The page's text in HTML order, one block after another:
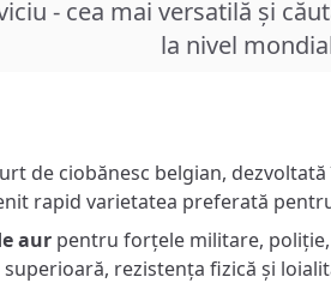
- cea mai versatilă și
la nivel
de ciobănesc belgian,
rapid varietatea preferată
aur pentru forțele militare,
rezistența fizică și